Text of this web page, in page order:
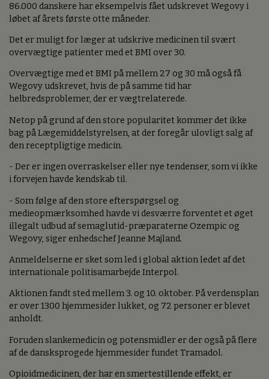
86.000 danskere har eksempelvis fået udskrevet Wegovy i
løbet af årets første otte måneder.
Det er muligt for læger at udskrive medicinen til svært
overvægtige patienter med et BMI over 30.
Overvægtige med et BMI på mellem 27 og 30 må også få
Wegovy udskrevet, hvis de på samme tid har
helbredsproblemer, der er vægtrelaterede.
Netop på grund af den store popularitet kommer det ikke
bag på Lægemiddelstyrelsen, at der foregår ulovligt salg af
den receptpligtige medicin.
- Der er ingen overraskelser eller nye tendenser, som vi ikke
i forvejen havde kendskab til.
- Som følge af den store efterspørgsel og
medieopmærksomhed havde vi desværre forventet et øget
illegalt udbud af semaglutid-præparaterne Ozempic og
Wegovy, siger enhedschef Jeanne Majland.
Anmeldelserne er sket som led i global aktion ledet af det
internationale politisamarbejde Interpol.
Aktionen fandt sted mellem 3. og 10. oktober. På verdensplan
er over 1300 hjemmesider lukket, og 72 personer er blevet
anholdt.
Foruden slankemedicin og potensmidler er der også på flere
af de dansksprogede hjemmesider fundet Tramadol.
Opioidmedicinen, der har en smertestillende effekt, er